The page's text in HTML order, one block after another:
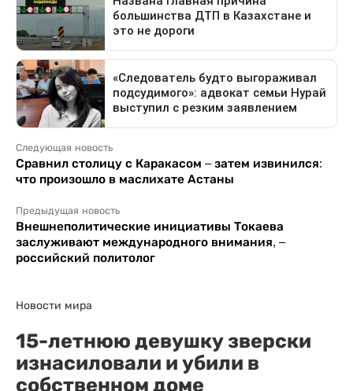
Следующая новость
Сравнил столицу с Каракасом – затем извинился:
что произошло в маслихате Астаны
Предыдущая новость
Внешнеполитические инициативы Токаева
заслуживают международного внимания, –
российский политолог
Новости мира
15-летнюю девушку зверски
изнасиловали и убили в
собственном доме